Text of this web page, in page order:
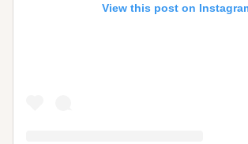
View this post on